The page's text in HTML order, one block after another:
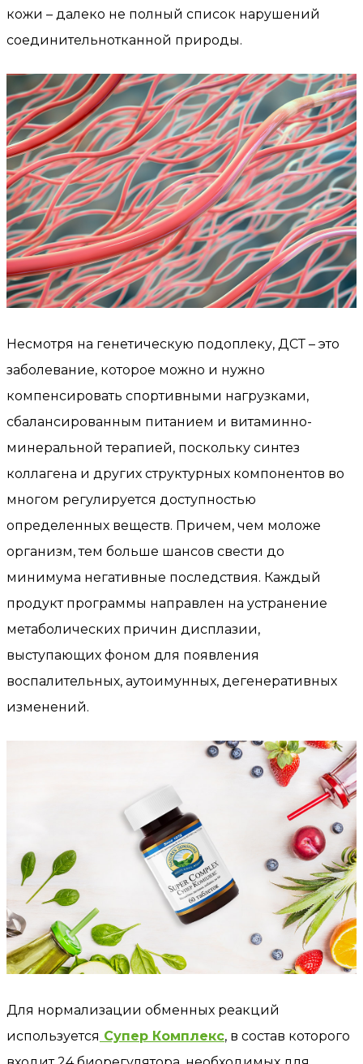
кожи – далеко не полный список нарушений
соединительнотканной природы.
Несмотря на генетическую подоплеку, ДСТ – это
заболевание, которое можно и нужно
компенсировать спортивными нагрузками,
сбалансированным питанием и витаминно-
минеральной терапией, поскольку синтез
коллагена и других структурных компонентов во
многом регулируется доступностью
определенных веществ. Причем, чем моложе
организм, тем больше шансов свести до
минимума негативные последствия. Каждый
продукт программы направлен на устранение
метаболических причин дисплазии,
выступающих фоном для появления
воспалительных, аутоимунных, дегенеративных
изменений.
Для нормализации обменных реакций
используется Супер Комплекс, в состав которого